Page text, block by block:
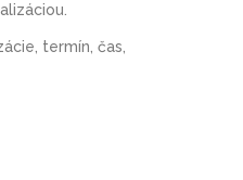
termín, čas,